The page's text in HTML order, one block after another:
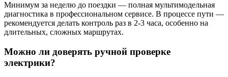
Минимум за неделю до поездки — полная мультимодельная
диагностика в профессиональном сервисе. В процессе пути —
рекомендуется делать контроль раз в 2-3 часа, особенно на
длительных, сложных маршрутах.
Можно ли доверять ручной проверке
электрики?